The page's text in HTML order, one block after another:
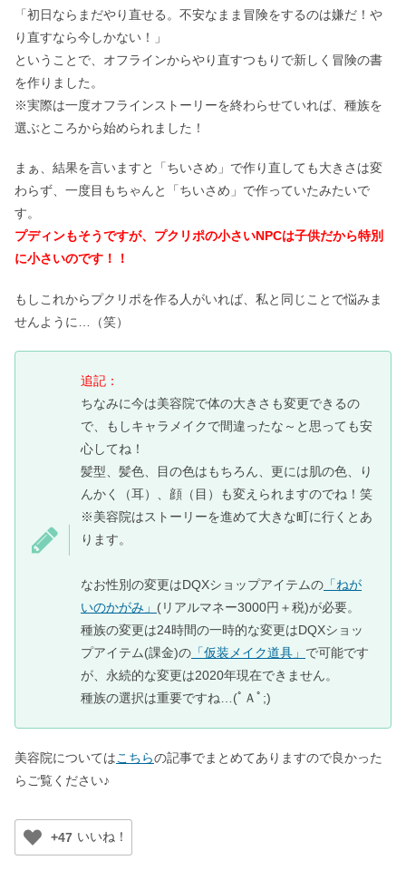
「初日ならまだやり直せる。不安なまま冒険をするのは嫌だ！や
り直すなら今しかない！」
ということで、オフラインからやり直すつもりで新しく冒険の書
を作りました。
※実際は一度オフラインストーリーを終わらせていれば、種族を
選ぶところから始められました！
まぁ、結果を言いますと「ちいさめ」で作り直しても大きさは変
わらず、一度目もちゃんと「ちいさめ」で作っていたみたいで
す。
プディンもそうですが、プクリポの小さいNPCは子供だから特別
に小さいのです！！
もしこれからプクリポを作る人がいれば、私と同じことで悩みま
せんように…（笑）
追記：
ちなみに今は美容院で体の大きさも変更できるの
で、もしキャラメイクで間違ったな～と思っても安
心してね！
髪型、髪色、目の色はもちろん、更には肌の色、り
んかく（耳）、顔（目）も変えられますのでね！笑
※美容院はストーリーを進めて大きな町に行くとあ
ります。
なお性別の変更はDQXショップアイテムの 「ねが
いのかがみ」 (リアルマネー3000円＋税)が必要。
種族の変更は24時間の一時的な変更はDQXショッ
プアイテム(課金)の 「仮装メイク道具」 で可能です
が、永続的な変更は2020年現在できません。
種族の選択は重要ですね…(ﾟＡﾟ;)
美容院についてはこちらの記事でまとめてありますので良かった
らご覧ください♪
+47